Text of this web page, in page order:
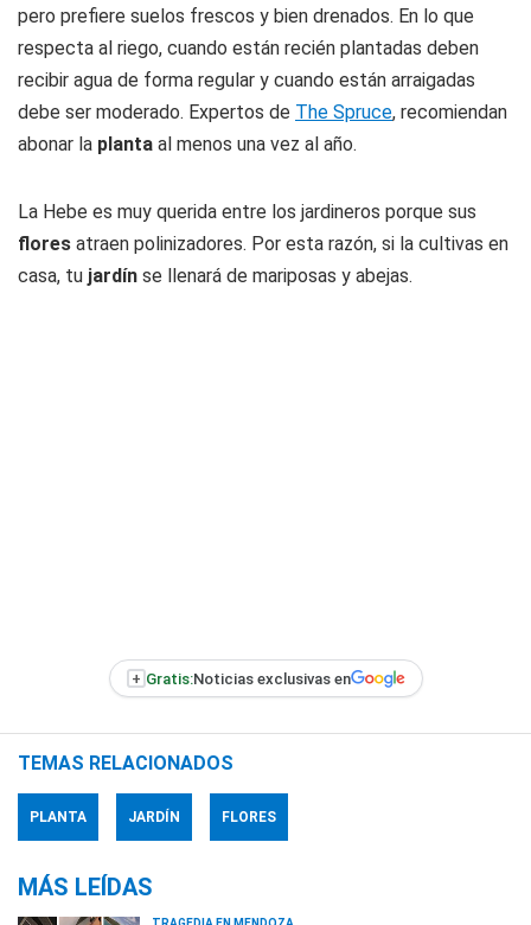
pero prefiere suelos frescos y bien drenados. En lo que
respecta al riego, cuando están recién plantadas deben
recibir agua de forma regular y cuando están arraigadas
debe ser moderado. Expertos de The Spruce, recomiendan
abonar la planta al menos una vez al año.
La Hebe es muy querida entre los jardineros porque sus
flores atraen polinizadores. Por esta razón, si la cultivas en
casa, tu jardín se llenará de mariposas y abejas.
+ Gratis:Noticias exclusivas en
TEMAS RELACIONADOS
PLANTA JARDÍN FLORES
MÁS LEÍDAS